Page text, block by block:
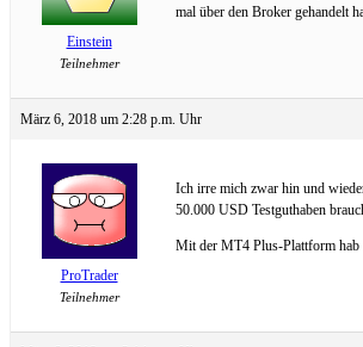
Einstein
Teilnehmer
mal über den Broker gehandelt
März 6, 2018 um 2:28 p.m. Uhr
ProTrader
Teilnehmer
Ich irre mich zwar hin und
50.000 USD Testguthaben
Mit der MT4 Plus-Plattform hab